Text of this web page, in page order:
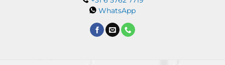
WhatsApp